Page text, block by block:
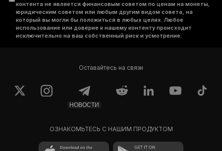
контента не является финансовым советом по ценам на монеты,
юридическим советом или любым другим видом совета, на
который вы могли бы положиться в любых целях. Любое
использование или доверие к нашему контенту происходит
исключительно на ваш собственный риск и усмотрение.
Оставайтесь на связи
НОВОСТИ
ОЗНАКОМЬТЕСЬ С НАШИМ ПРОДУКТОМ